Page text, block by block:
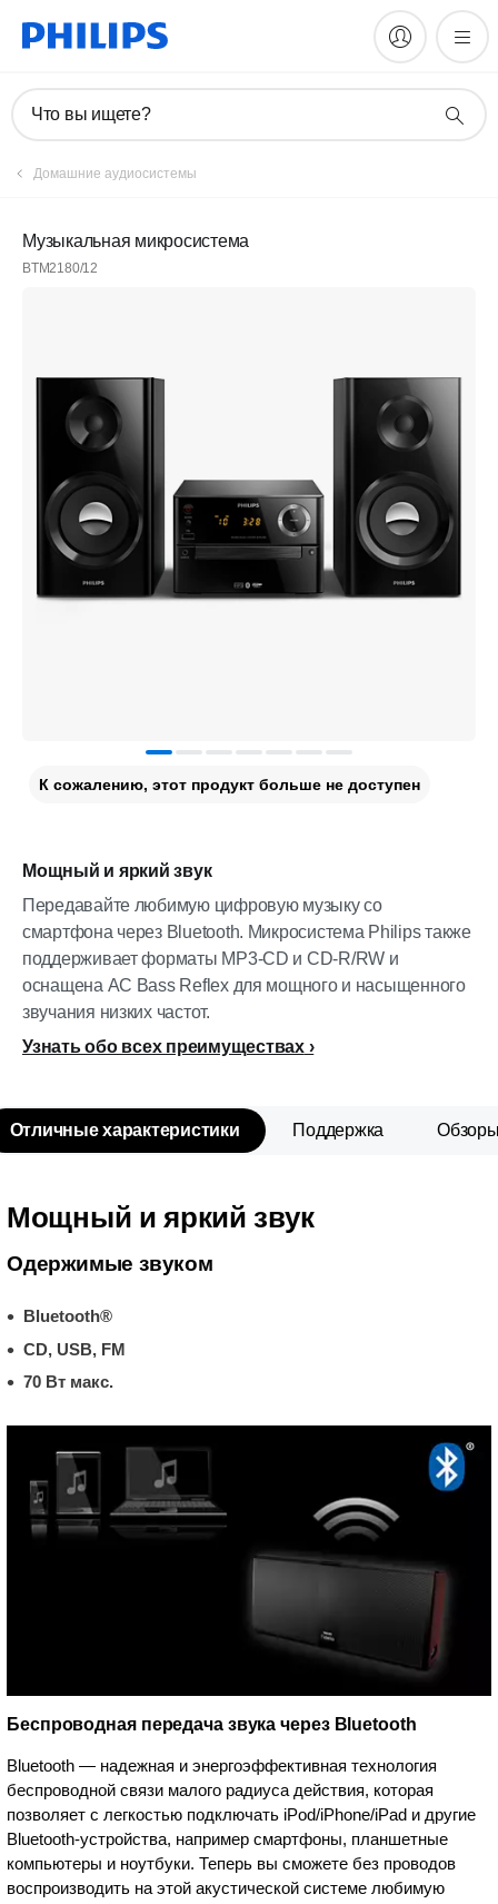
Что вы ищете?
Домашние аудиосистемы
Музыкальная микросистема
BTM2180/12
Мощный и яркий звук
Передавайте любимую цифровую музыку со
смартфона через Bluetooth. Микросистема Philips также
поддерживает форматы MP3-CD и CD-R/RW и
оснащена АС Bass Reflex для мощного и насыщенного
звучания низких частот.
Узнать обо всех преимуществах
К сожалению, этот продукт больше не доступен
Отличные характеристики Поддержка
Мощный и яркий звук
Одержимые звуком
Bluetooth®
CD, USB, FM
70 Вт макс.
Беспроводная передача звука через Bluetooth
Bluetooth — надежная и энергоэффективная технология
беспроводной связи малого радиуса действия, которая
позволяет с легкостью подключать iPod/iPhone/iPad и другие
Bluetooth-устройства, например смартфоны, планшетные
компьютеры и ноутбуки. Теперь вы сможете без проводов
воспроизводить на этой акустической системе любимую